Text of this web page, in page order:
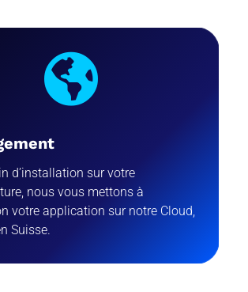

d’installation sur votre
nous vous mettons à
votre application sur notre Cloud,
Suisse.